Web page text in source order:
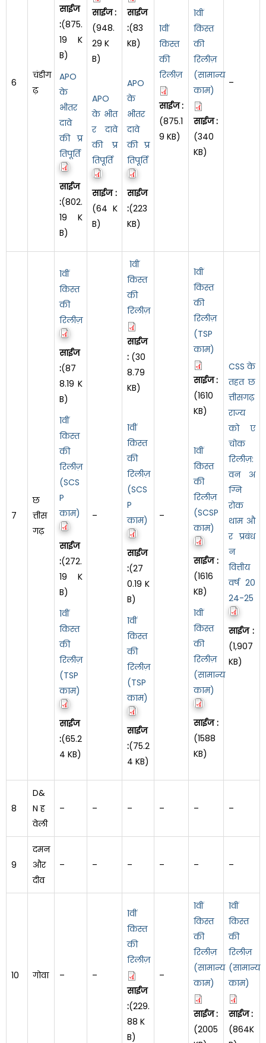
6
चंडीग
ढ़
साईज
:(875.
19 K
B)
APO
के
भीतर
दावे
की प्र
तिपूर्ति
साईज
:(802.
19 K
B)
साईज :
(948.
29 K
B)
APO
के भीत
र दावे
की प्र
तिपूर्ति
साईज :
(64 K
B)
साईज
:(83
KB)
APO
के
भीतर
दावे
की प्र
तिपूर्ति
साईज
:(223
KB)
1वीं
किस्त
की
रिलीज़
साईज :
(875.1
9 KB)
1वीं
किस्त
की
रिलीज़
(सामान्य
काम)
साईज :
(340
KB)
–
7
छ
त्तीस
गढ़
1वीं
किस्त
की
रिलीज़
साईज
:(87
8.19 K
B)
1वीं
किस्त
की
रिलीज़
(SCS
P
काम)
साईज
:(272.
19 K
B)
1वीं
किस्त
की
रिलीज़
(TSP
काम)
साईज
:(65.2
4 KB)
–
1वीं
किस्त
की
रिलीज़
साईज
:(30
8.79
KB)
1वीं
किस्त
की
रिलीज़
(SCS
P
काम)
साईज
:(27
0.19 K
B)
1वीं
किस्त
की
रिलीज़
(TSP
काम)
साईज
:(75.2
4 KB)
–
1वीं
किस्त
की
रिलीज़
(TSP
काम)
साईज :
(1610
KB)
1वीं
किस्त
की
रिलीज़
(SCSP
काम)
साईज :
(1616
KB)
1वीं
किस्त
की
रिलीज़
(सामान्य
काम)
साईज :
(1588
KB)
CSS के
तहत छ
त्तीसगढ़
राज्य
को ए
चोक
रिलीज़:
वन अ
ग्नि
रोक
थाम औ
र प्रबंध
न
वित्तीय
वर्ष 20
24-25
साईज :
(1,907
KB)
8
D&
N ह
वेली
– – – – – –
9
दमन
और
दीव
– – – – – –
10 गोवा – –
1वीं
किस्त
की
रिलीज़
साईज
:(229.
88 K
B)
–
1वीं
किस्त
की
रिलीज़
(सामान्य
काम)
साईज :
(2005
1वीं
किस्त
की
रिलीज़
(सामान्य
काम)
साईज :
(864K